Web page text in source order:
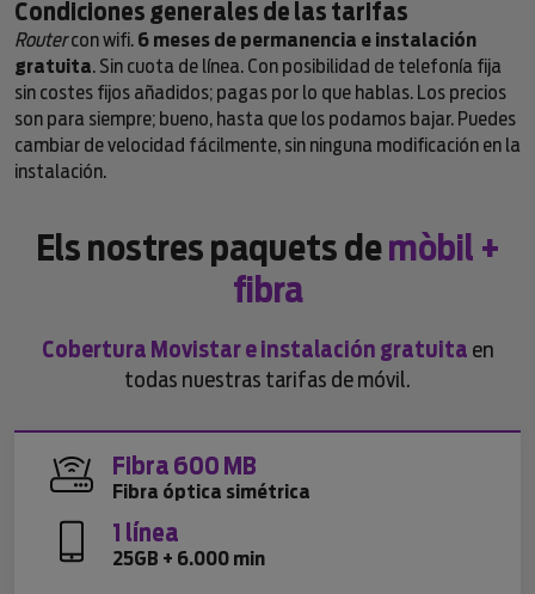
Condiciones generales de las tarifas
Routercon wifi. 6 meses de permanencia e instalación
gratuita. Sin cuota de línea. Con posibilidad de telefonía fija
sin costes fijos añadidos; pagas por lo que hablas. Los precios
son para siempre; bueno, hasta que los podamos bajar. Puedes
cambiar de velocidad fácilmente, sin ninguna modificación en la
instalación.
Els nostres paquets demòbil +
fibra
Cobertura Movistar e instalación gratuita en
todas nuestras tarifas de móvil.
Fibra 600 MB
Fibra óptica simétrica
1 línea
25GB + 6.000 min